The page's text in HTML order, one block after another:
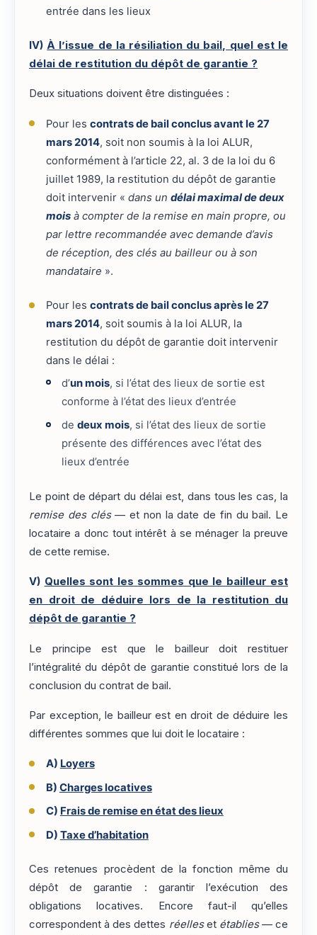
entrée dans les lieux
IV)À l’issue de la résiliation du bail, quel est le
délai de restitution du dépôt de garantie ?
Deux situations doivent être distinguées :
Pour les contrats de bail conclus avant le 27
mars 2014, soit non soumis à la loi ALUR,
conformément à l’article 22, al. 3 de la loi du 6
juillet 1989, la restitution du dépôt de garantie
doit intervenir « dans un délai maximal de deux
moisà compter de la remise en main propre, ou
par lettre recommandée avec demande d’avis
de réception, des clés au bailleur ou à son
mandataire ».
Pour les contrats de bail conclus après le 27
mars 2014, soit soumis à la loi ALUR, la
restitution du dépôt de garantie doit intervenir
dans le délai :
d’un mois, si l’état des lieux de sortie est
conforme à l’état des lieux d’entrée
dedeux mois, si l’état des lieux de sortie
présente des différences avec l’état des
lieux d’entrée
Le point de départ du délai est, dans tous les cas, la
remise des clés— et non la date de fin du bail. Le
locataire a donc tout intérêt à se ménager la preuve
de cette remise.
V) Quelles sont les sommes que le bailleur est
en droit de déduire lors de la restitution du
dépôt de garantie ?
Le principe est que le bailleur doit restituer
l’intégralité du dépôt de garantie constitué lors de la
conclusion du contrat de bail.
Par exception, le bailleur est en droit de déduire les
différentes sommes que lui doit le locataire :
A) Loyers
B) Charges locatives
C) Frais de remise en état des lieux
D) Taxe d’habitation
Ces retenues procèdent de la fonction même du
dépôt de garantie : garantir l’exécution des
obligations locatives. Encore faut-il qu’elles
correspondent à des dettes réelleset établies— ce